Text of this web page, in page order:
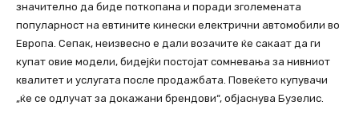
значително да биде поткопана и поради зголемената
популарност на евтините кинески електрични автомобили во
Европа. Сепак, неизвесно е дали возачите ќе сакаат да ги
купат овие модели, бидејќи постојат сомневања за нивниот
квалитет и услугата после продажбата. Повеќето купувачи
„ќе се одлучат за докажани брендови“, објаснува Бузелис.